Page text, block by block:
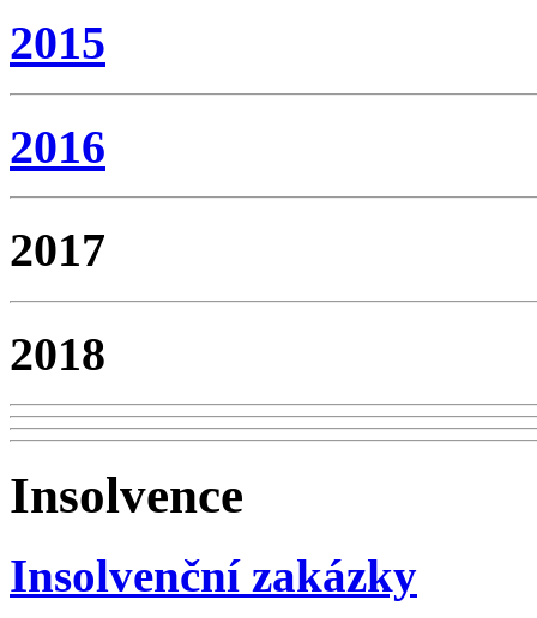
2015
2016
2017
2018
Insolvence
Insolvenční zakázky